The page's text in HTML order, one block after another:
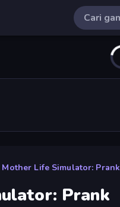
Mother Life Simulator: Prank
Prank